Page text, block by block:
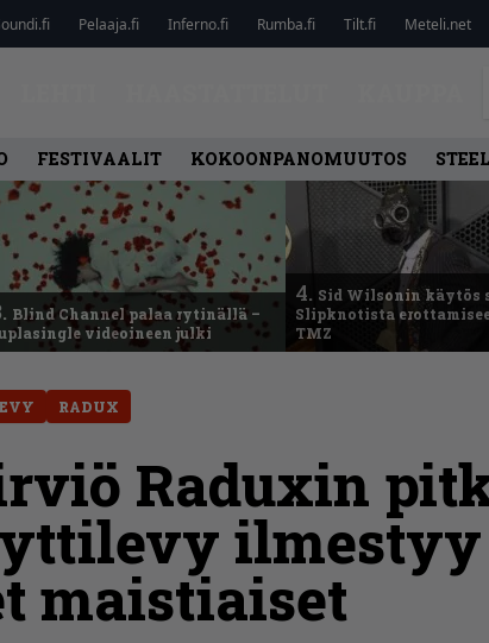
Pelaaja.fi Inferno.fi Rumba.fi Tilt.fi Meteli.net
FESTIVAALIT KOKOONPANOMUUTOS
Blind Channel palaa rytinällä –
videoineen julki
4. Sid Wilsonin käytös
Slipknotista
TMZ
RADUX
Raduxin
maistiaiset